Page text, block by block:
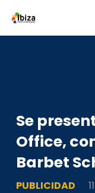
Se
Office,
Barbet
PUBLICIDAD